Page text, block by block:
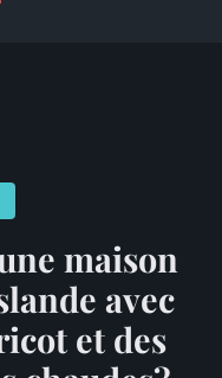
maison
avec
et des